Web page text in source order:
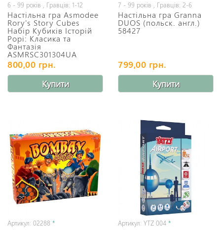
6 - 99 років , Гравців: 1-12
Настільна гра Asmodee
Rory's Story Cubes
Набір Кубиків Історій
Рорі: Класика та
Фантазія
ASMRSC301304UA
800,00 грн.
Купити
7 - 99 років , Гравців: 2-6
Настільна гра Granna
DUOS (польск. англ.)
58427
799,00 грн.
Купити
Артикул: 02288 *
Артикул: YTZ 004 *